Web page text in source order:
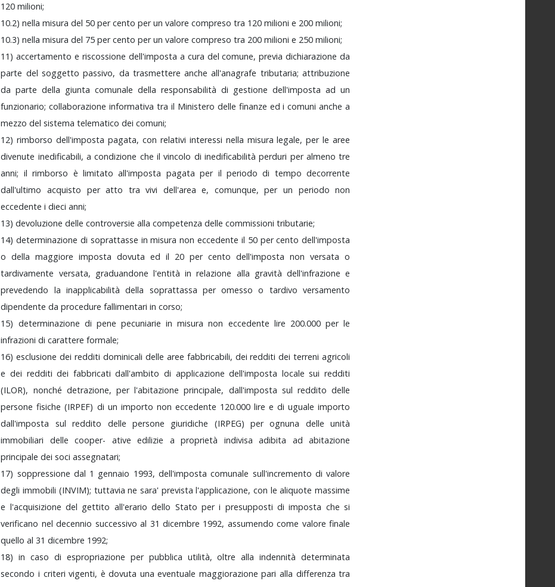
120milioni;
10.2)nellamisuradel 50percentoperunvalorecompresotra 120milionie 200milioni;
10.3)nellamisuradel 75percentoperunvalorecompresotra 200milionie 250milioni;
11)accertamentoeriscossione dell'imposta a cura delcomune,previadichiarazioneda
parte del soggettopassivo, da trasmettereancheall'anagrafe tributaria;attribuzione
dapartedella giuntacomunaledellaresponsabilitàdi gestionedell'impostaadun
funzionario;collaborazioneinformativatra il Ministero delle finanze edicomunianchea
mezzodelsistematelematicodeicomuni;
12)rimborsodell'impostapagata, con relativi interessi nella misuralegale,perlearee
divenute inedificabili,acondizione che ilvincolo di inedificabilitàperduri per almenotre
anni; ilrimborso è limitatoall'imposta pagataper il periododi tempodecorrente
dall'ultimo acquisto peratto travivi dell'areae, comunque,perun periodonon
eccedenteidiecianni;
13)devoluzionedellecontroversieallacompetenzadellecommissionitributarie;
14)determinazionedi soprattasse inmisuranoneccedente il 50 percentodell'imposta
odellamaggioreimpostadovutaedil 20percentodell'impostanonversatao
tardivamente versata, graduandone l'entitàinrelazione alla gravità dell'infrazionee
prevedendo la inapplicabilitàdella soprattassa peromessoo tardivoversamento
dipendentedaprocedurefallimentariincorso;
15) determinazione di pene pecuniarieinmisuranon eccedente lire 200.000 perle
infrazionidicarattereformale;
16)esclusionedeiredditi dominicali delle aree fabbricabili, deiredditideiterreniagricoli
e dei redditidei fabbricatidall'ambitodi applicazionedell'imposta localesuiredditi
(ILOR), nonché detrazione, perl'abitazioneprincipale, dall'imposta sul redditodelle
personefisiche(IRPEF) di un importo non eccedente 120.000 lire e di uguale importo
dall'imposta sulreddito delle persone giuridiche (IRPEG)perognuna delleunità
immobiliari dellecooper- ativeedilizie aproprietà indivisaadibita adabitazione
principaledeisociassegnatari;
17) soppressione dal 1 gennaio 1993, dell'impostacomunale sull'incremento divalore
degliimmobili (INVIM); tuttaviane sara' previstal'applicazione,con lealiquotemassime
e l'acquisizionedel gettito all'erariodello Stato peri presupposti diimposta chesi
verificano neldecennio successivoal 31 dicembre 1992, assumendocome valorefinale
quelloal31dicembre 1992;
18)incasodi espropriazione per pubblica utilità,oltreallaindennitàdeterminata
secondo i criterivigenti, èdovuta unaeventuale maggiorazioneparialla differenzatra